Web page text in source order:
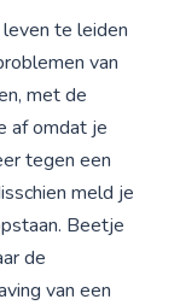
te leiden
van
met de
af omdat je
tegen een
meld je
Beetje
de
van een